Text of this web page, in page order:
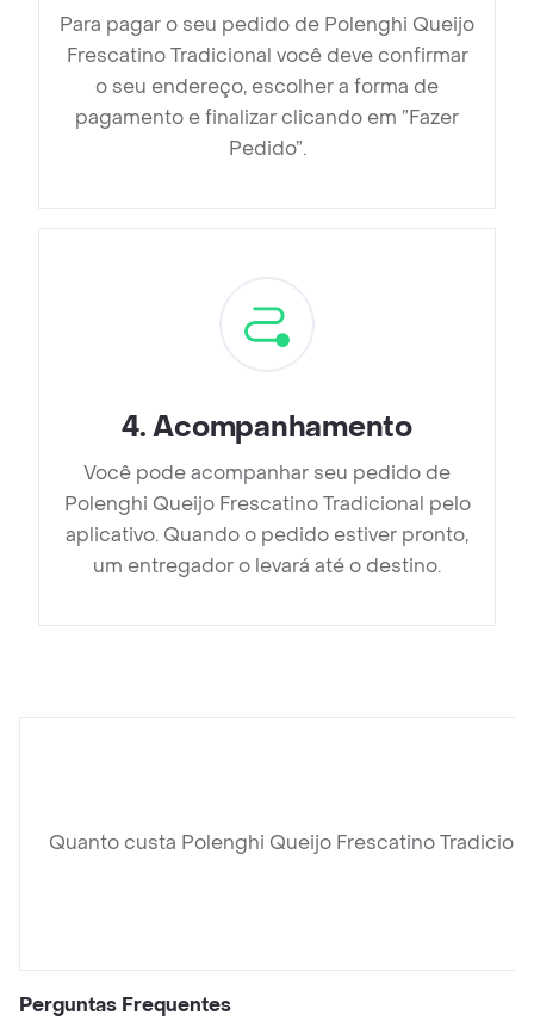
Para pagar o seu pedido de Polenghi Queijo
Frescatino Tradicional você deve confirmar
o seu endereço, escolher a forma de
pagamento e finalizar clicando em ”Fazer
Pedido”.
4.Acompanhamento
Você pode acompanhar seu pedido de
Polenghi Queijo Frescatino Tradicional pelo
aplicativo. Quando o pedido estiver pronto,
um entregador o levará até o destino.
Quanto custa Polenghi Queijo Frescatino
Perguntas Frequentes